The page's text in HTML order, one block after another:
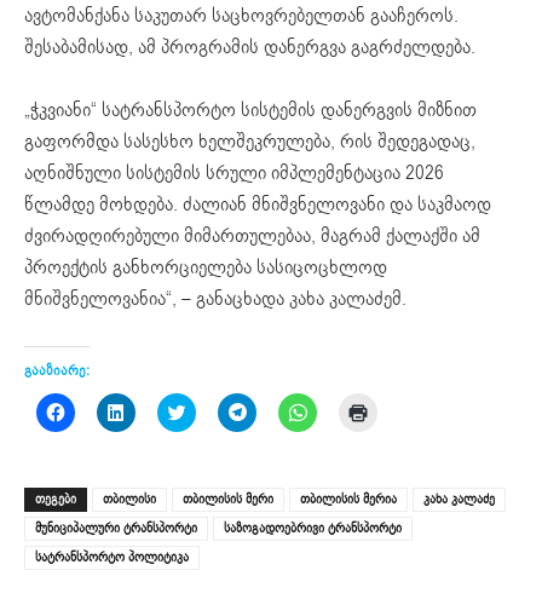
ავტომანქანა საკუთარ საცხოვრებელთან გააჩეროს.
შესაბამისად, ამ პროგრამის დანერგვა გაგრძელდება.
„ჭკვიანი“ სატრანსპორტო სისტემის დანერგვის მიზნით
გაფორმდა სასესხო ხელშეკრულება, რის შედეგადაც,
აღნიშნული სისტემის სრული იმპლემენტაცია 2026
წლამდე მოხდება. ძალიან მნიშვნელოვანი და საკმაოდ
ძვირადღირებული მიმართულებაა, მაგრამ ქალაქში ამ
პროექტის განხორციელება სასიცოცხლოდ
მნიშვნელოვანია“, – განაცხადა კახა კალაძემ.
გააზიარე:
Click
to
(Opens
in
new
window)
Click
to
(Opens
in
new
window)
Click
to
(Opens
in
new
window)
Click
to
(Opens
in
new
window)
Click
to
(Opens
in
new
window)
new
window)
ᲗᲔᲒᲔᲑᲘ თბილისი თბილისის მერი თბილისის მერია
კახა კალაძე
მუნიციპალური ტრანსპორტი
საზოგადოებრივი ტრანსპორტი
სატრანსპორტო პოლიტიკა